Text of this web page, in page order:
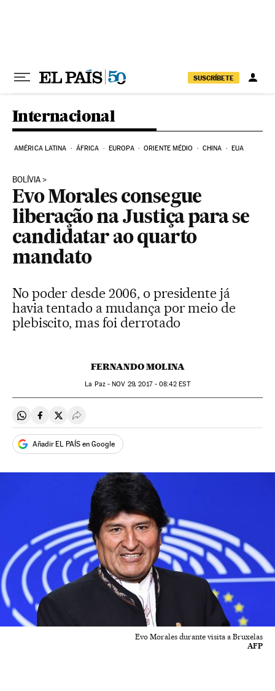
SUSCRÍBETE
Internacional
AMÉRICA LATINA ÁFRICA EUROPA ORIENTE MÉDIO CHINA EUA
BOLÍVIA
Evo Morales consegue
liberação na Justiça para se
candidatar ao quarto
mandato
No poder desde 2006, o presidente já
havia tentado a mudança por meio de
plebiscito, mas foi derrotado
FERNANDO MOLINA
La Paz -NOV 29, 2017 - 08:42 EST
Compartir en Whatsapp
Compartir en Facebook
Compartir en Twitter
Desplegar Redes Sociales
Añadir EL PAÍS en Google
Evo Morales durante visita a Bruxelas
AFP